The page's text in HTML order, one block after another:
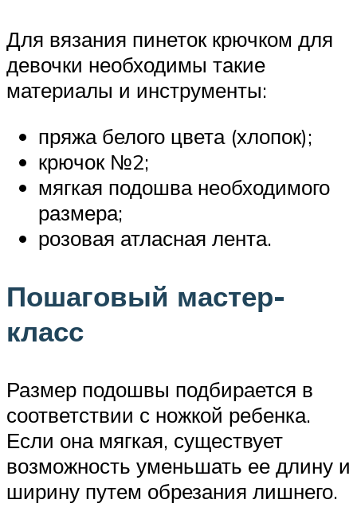
Для вязания пинеток крючком для
девочки необходимы такие
материалы и инструменты:
пряжа белого цвета (хлопок);
крючок №2;
мягкая подошва необходимого
размера;
розовая атласная лента.
Пошаговый мастер-
класс
Размер подошвы подбирается в
соответствии с ножкой ребенка.
Если она мягкая, существует
возможность уменьшать ее длину и
ширину путем обрезания лишнего.